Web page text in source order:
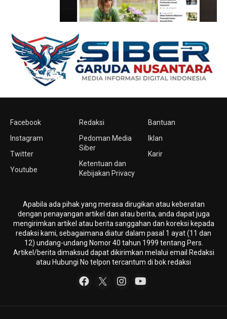
Facebook
Instagram
Twitter
Youtube
Redaksi
Pedoman Media
Siber
Ketentuan dan
Kebijakan Privacy
Bantuan
Iklan
Karir
Apabila ada pihak yang merasa dirugikan atau keberatan
dengan penayangan artikel dan atau berita, anda dapat juga
mengirimkan artikel atau berita sanggahan dan koreksi kepada
redaksi kami, sebagaimana diatur dalam pasal 1 ayat (11 dan
12) undang-undang Nomor 40 tahun 1999 tentang Pers.
Artikel/berita dimaksud dapat dikirimkan melalui email Redaksi
atau Hubungi No telpon tercantum di bok redaksi